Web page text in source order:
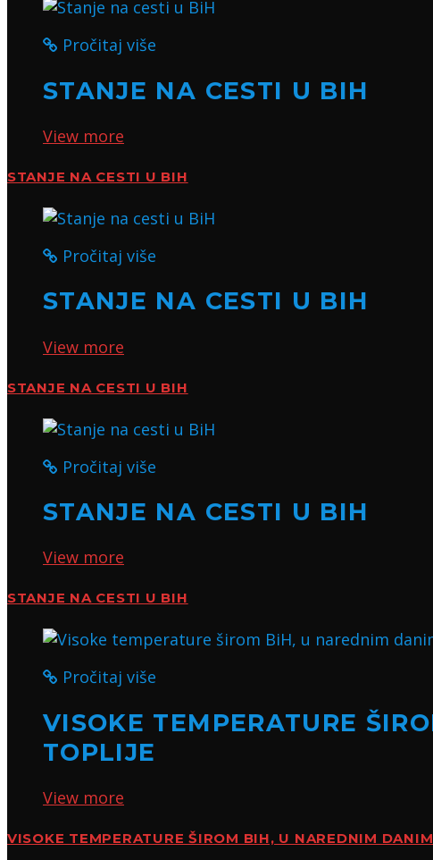
Pročitaj više
STANJE NA CESTI U BIH
View more
STANJE NA CESTI U BIH
Pročitaj više
STANJE NA CESTI U BIH
View more
STANJE NA CESTI U BIH
Pročitaj više
STANJE NA CESTI U BIH
View more
STANJE NA CESTI U BIH
Pročitaj više
VISOKE TEMPERATURE
TOPLIJE
View more
VISOKE TEMPERATURE ŠIROM BIH, U NAREDNIM